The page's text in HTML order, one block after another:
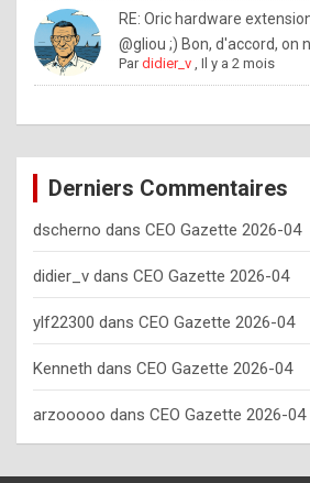
o
w
o
e
y
o
u
s
h
o
RE: Oric hardware
@gliou ;) Bon, d'accord, on
Pardidier_v ,Il y a 2 mois
Derniers Commentaires
dscherno dans CEO Gazette 2026-04
didier_v dans CEO Gazette 2026-04
ylf22300 dans CEO Gazette 2026-04
Kenneth dans CEO Gazette 2026-04
arzooooo dans CEO Gazette 2026-04